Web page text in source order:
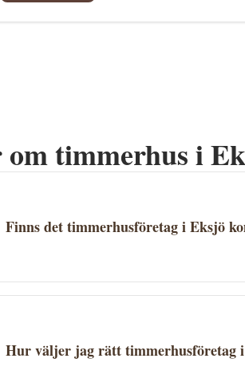
timmerhus i
Finns det timmerhusföretag i Eksjö
Hur väljer jag rätt timmerhusföretag